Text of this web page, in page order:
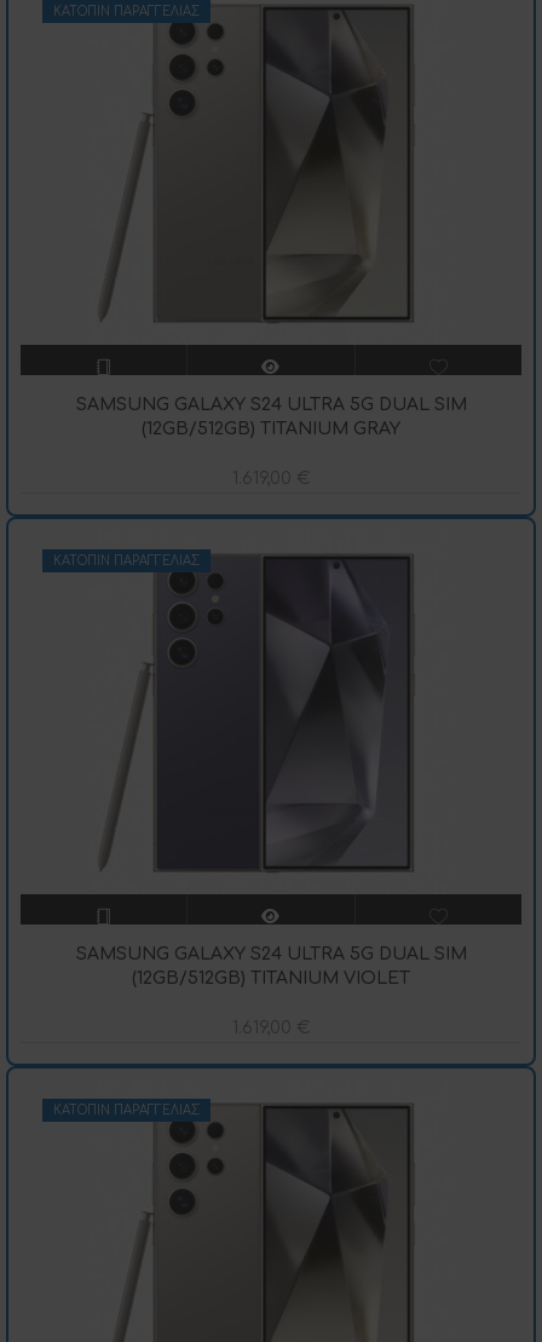
ΚΑΤΌΠΙΝ ΠΑΡΑΓΓΕΛΊΑΣ
SAMSUNG GALAXY S24 ULTRA 5G DUAL SIM
(12GB/512GB) TITANIUM GRAY
1.619,00 €
ΚΑΤΌΠΙΝ ΠΑΡΑΓΓΕΛΊΑΣ
SAMSUNG GALAXY S24 ULTRA 5G DUAL SIM
(12GB/512GB) TITANIUM VIOLET
1.619,00 €
ΚΑΤΌΠΙΝ ΠΑΡΑΓΓΕΛΊΑΣ